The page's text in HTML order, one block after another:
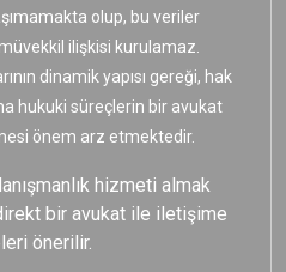
olup, bu veriler
ilişkisi kurulamaz.
dinamik yapısı gereği, hak
hukuki süreçlerin bir avukat
önem arz etmektedir.
hizmeti almak
bir avukat ile iletişime
önerilir.